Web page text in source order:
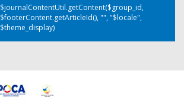
$journalContentUtil.getContent($group_id,
$footerContent.getArticleId(), "", "$locale",
$theme_display)